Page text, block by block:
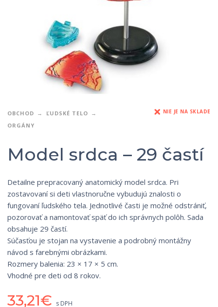
OBCHOD
ĽUDSKÉ TELO
ORGÁNY
NIE JE NA SKLADE
Model srdca – 29 častí
Detailne prepracovaný anatomický model srdca. Pri
zostavovaní si deti vlastnoručne vybudujú znalosti o
fungovaní ľudského tela. Jednotlivé časti je možné odstrániť,
pozorovať a namontovať späť do ich správnych polôh. Sada
obsahuje 29 častí.
Súčasťou je stojan na vystavenie a podrobný montážny
návod s farebnými obrázkami.
Rozmery balenia: 23 × 17 × 5 cm.
Vhodné pre deti od 8 rokov.
33,21€ s DPH